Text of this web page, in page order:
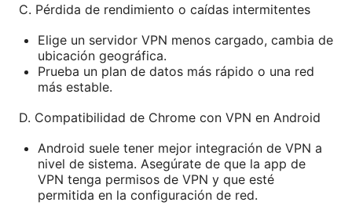
C. Pérdida de rendimiento o caídas intermitentes
Elige un servidor VPN menos cargado, cambia de
ubicación geográfica.
Prueba un plan de datos más rápido o una red
más estable.
D. Compatibilidad de Chrome con VPN en Android
Android suele tener mejor integración de VPN a
nivel de sistema. Asegúrate de que la app de
VPN tenga permisos de VPN y que esté
permitida en la configuración de red.